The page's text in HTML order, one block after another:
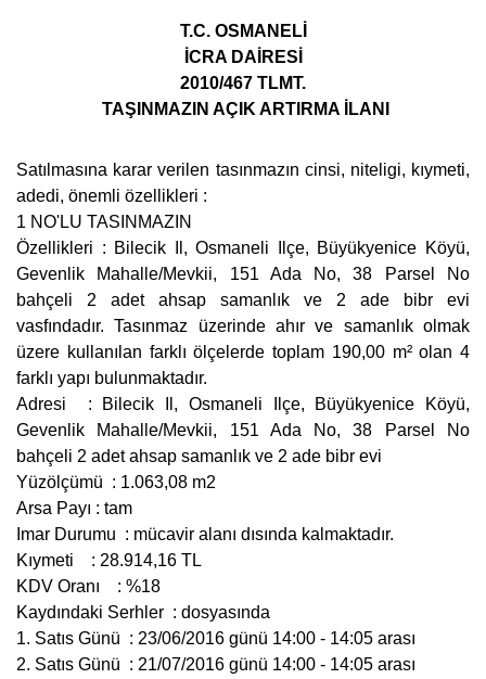
T.C. OSMANELİ
İCRA DAİRESİ
2010/467 TLMT.
TAŞINMAZIN AÇIK ARTIRMA İLANI
Satılmasına karar verilen tasınmazın cinsi, niteligi, kıymeti,
adedi, önemli özellikleri :
1 NO'LU TASINMAZIN
Özellikleri : Bilecik Il, Osmaneli Ilçe, Büyükyenice Köyü,
Gevenlik Mahalle/Mevkii, 151 Ada No, 38 Parsel No
bahçeli 2 adet ahsap samanlık ve 2 ade bibr evi
vasfındadır. Tasınmaz üzerinde ahır ve samanlık olmak
üzere kullanılan farklı ölçelerde toplam 190,00 m² olan 4
farklı yapı bulunmaktadır.
Adresi : Bilecik Il, Osmaneli Ilçe, Büyükyenice Köyü,
Gevenlik Mahalle/Mevkii, 151 Ada No, 38 Parsel No
bahçeli 2 adet ahsap samanlık ve 2 ade bibr evi
Yüzölçümü : 1.063,08 m2
Arsa Payı : tam
Imar Durumu : mücavir alanı dısında kalmaktadır.
Kıymeti : 28.914,16 TL
KDV Oranı : %18
Kaydındaki Serhler : dosyasında
1. Satıs Günü : 23/06/2016 günü 14:00 - 14:05 arası
2. Satıs Günü : 21/07/2016 günü 14:00 - 14:05 arası